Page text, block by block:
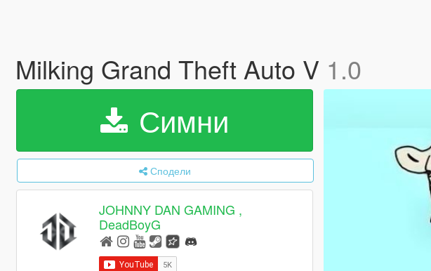
Milking Grand Theft Auto V 1.0
Симни
Сподели
JOHNNY DAN GAMING ,
DeadBoyG